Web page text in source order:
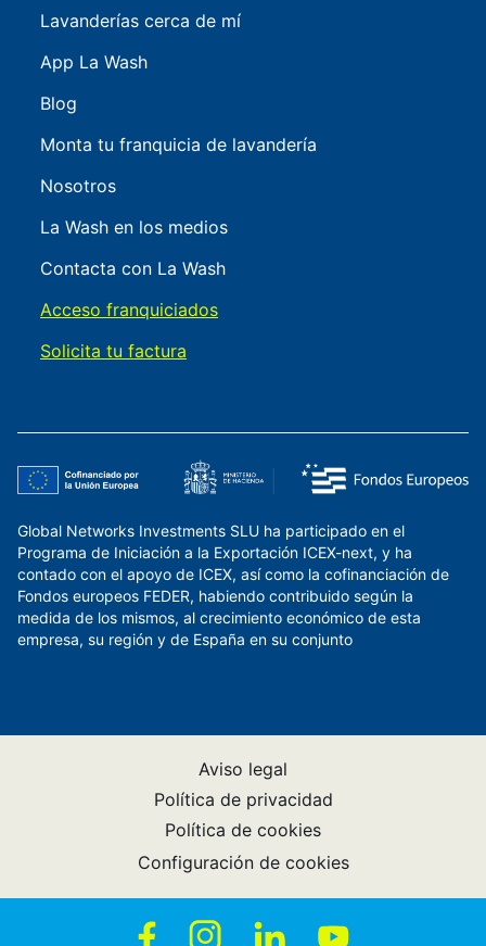
Lavanderías cerca de mí
App La Wash
Blog
Monta tu franquicia de lavandería
Nosotros
La Wash en los medios
Contacta con La Wash
Acceso franquiciados
Solicita tu factura
Global Networks Investments SLU ha participado en el
Programa de Iniciación a la Exportación ICEX-next, y ha
contado con el apoyo de ICEX, así como la cofinanciación de
Fondos europeos FEDER, habiendo contribuido según la
medida de los mismos, al crecimiento económico de esta
empresa, su región y de España en su conjunto
Aviso legal
Política de privacidad
Política de cookies
Configuración de cookies